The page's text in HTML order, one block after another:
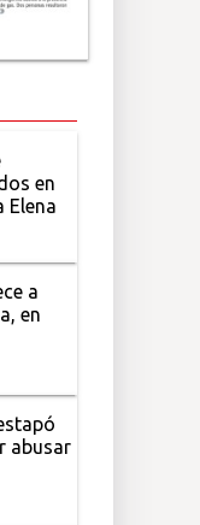
en
Elena
a
en
abusar